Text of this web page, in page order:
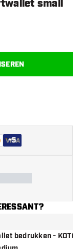
small
+5
verlanglijst
bedrukken - KOTO